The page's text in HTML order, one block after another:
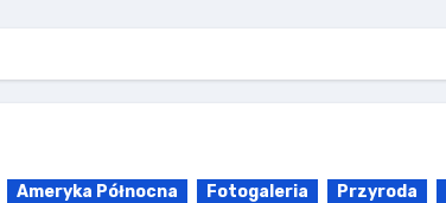
Ameryka Północna Fotogaleria Przyroda